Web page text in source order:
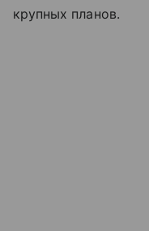
крупных планов.